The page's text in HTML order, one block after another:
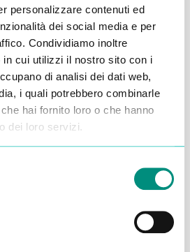
personalizzare contenuti ed
dei social media e per
Condividiamo inoltre
in cui utilizzi il nostro sito con i
di analisi dei dati web,
i quali potrebbero combinarle
hai fornito loro o che hanno
dei loro servizi.
qui, ti ricontatteremo